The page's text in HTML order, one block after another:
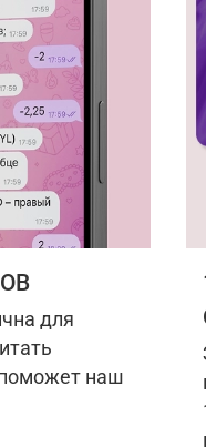
для
наш